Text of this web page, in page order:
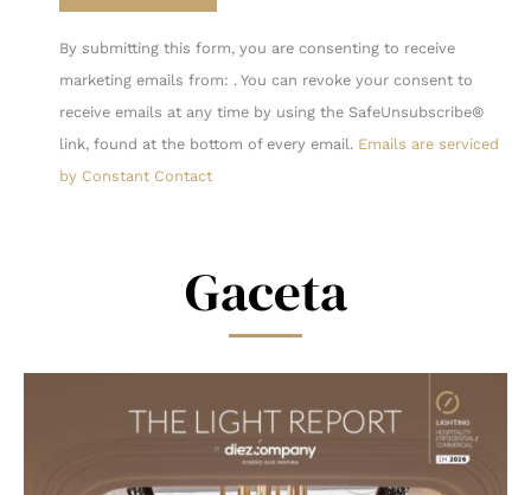
Constant
Contact
Use.
Please
leave
By submitting this form, you are consenting to receive
marketing emails from: . You can revoke your consent to
receive emails at any time by using the SafeUnsubscribe®
link, found at the bottom of every email. Emails are serviced
by Constant Contact
Gaceta